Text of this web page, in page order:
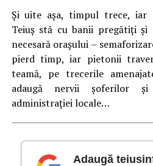
Și uite așa, timpul trece, iar
Teiuș stă cu banii pregătiți
necesară orașului –
pierd timp, iar pietonii
teamă, pe trecerile
adaugă nervii șoferilor și
administrației locale…
Adaugă